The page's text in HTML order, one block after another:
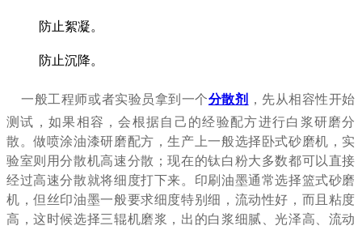
防止絮凝。
防止沉降。
一般工程师或者实验员拿到一个分散剂
，先从相容性开始
测试，如果相容，会根据自己的经验配方进行白浆研磨分
散。做喷涂油漆研磨配方，生产上一般选择卧式砂磨机，实
验室则用分散机高速分散；现在的钛白粉大多数都可以直接
经过高速分散就将细度打下来。印刷油墨通常选择篮式砂磨
机，但丝印油墨一般要求细度特别细，流动性好，而且粘度
高，这时候选择三辊机磨浆，出的白浆细腻、光泽高、流动